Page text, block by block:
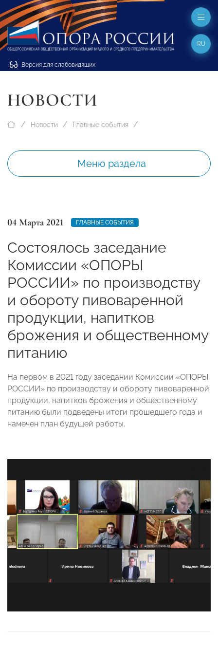
Версия для слабовидящих
RU
НОВОСТИ
Новости Главные события
Меню раздела
04 Марта 2021 ГЛАВНЫЕ СОБЫТИЯ
Состоялось заседание
Комиссии «ОПОРЫ
РОССИИ» по производству
и обороту пивоваренной
продукции, напитков
брожения и общественному
питанию
На первом в 2021 году заседании Комиссии «ОПОРЫ
РОССИИ» по производству и обороту пивоваренной
продукции, напитков брожения и общественному
питанию были подведены итоги прошедшего года и
намечен план будущей работы.